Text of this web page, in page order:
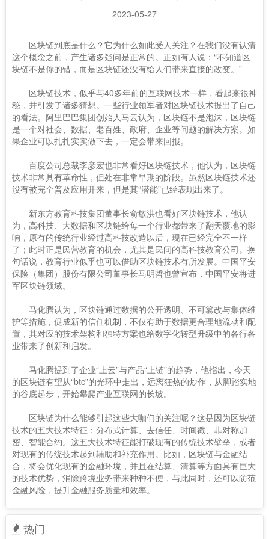
2023-05-27
区块链到底是什么？它为什么如此受人关注？在我们没有认清
这个概念之前，产生诸多疑问是正常的。正如有人说：“不知道区
块链不是你的错，而是区块链还没有给人们带来直接的改变。”
区块链技术，似乎与40多年前的互联网技术一样，看起来很神
秘，并引发了诸多猜想。一些行业领军者对区块链技术提出了自己
的看法。阿里巴巴集团创始人马云认为，区块链不是泡沫，区块链
是一个对社会、数据、老百姓、政府、企业等问题的解决方案。如
果企业可以扎扎实实做下去，一定会带来回报。
百度公司总裁李彦宏也非常看好区块链技术，他认为，区块链
技术非常具有革命性，但处在非常早期的阶段。虽然区块链技术还
没有被完全普及应用开来，但是其“潜能”已经表现出来了。
新东方教育科技集团董事长俞敏洪也看好区块链技术，他认
为，高科技、大数据和区块链给每一个行业都带来了翻天覆地的影
响，原有的传统行业经过高科技改造以后，现在已经完全不一样
了；此时正是民营教育的机会，尤其是民间的高科技教育公司。换
句话说，教育行业似乎也可以借助区块链技术有所发展。中国平安
保险（集团）股份有限公司董事长马明哲也曾宣布，中国平安将进
军区块链领域。
马化腾认为，区块链通过数据的公开透明、不可篡改与集体维
护等措施，促成新的信任机制，不仅有助于数据更合理地流动和配
置，其对应的技术架构和独特方案也给数字化转型升级中的各行各
业带来了创新和启发。
马化腾提到了企业“上云”与产品“上链”的趋势，他指出，今天
的区块链有望从“btc”的光环中走出，远离狂热的炒作，从脚踏实地
的谷底起步，开始攀爬产业互联网的长坡。
区块链为什么能够引起这些大咖们的关注呢？这是因为区块链
技术的五大技术特征：分布式计算、去信任、时间戳、非对称加
密、智能合约。这五大技术特征能打破现有的传统技术壁垒，或者
对现有的传统技术起到辅助和补充作用。比如，区块链与金融结
合，将会优化现有的金融环境，并且在结算、清算等方面具有巨大
的技术优势，消除跨境业务带来种种不便，与此同时，还可以防范
金融风险，提升金融服务质量和效率。
热门